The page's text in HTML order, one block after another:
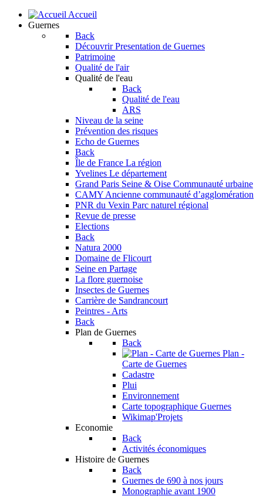
Accueil
Guernes
Back
Découvrir Presentation de Guernes
Patrimoine
Qualité de l'air
Qualité de l'eau
Back
Qualité de l'eau
ARS
Niveau de la seine
Prévention des risques
Echo de Guernes
Back
Île de France La région
Yvelines Le département
Grand Paris Seine & Oise Communauté urbaine
CAMY Ancienne communauté d’agglomération
PNR du Vexin Parc naturel régional
Revue de presse
Elections
Back
Natura 2000
Domaine de Flicourt
Seine en Partage
La flore guernoise
Insectes de Guernes
Carrière de Sandrancourt
Peintres - Arts
Back
Plan de Guernes
Back
Plan -
Carte de Guernes
Cadastre
Plui
Environnement
Carte topographique Guernes
Wikimap'Projets
Economie
Back
Activités économiques
Histoire de Guernes
Back
Guernes de 690 à nos jours
Monographie avant 1900